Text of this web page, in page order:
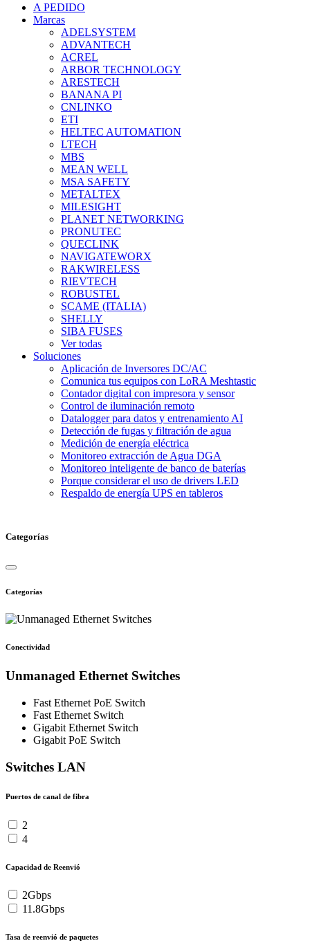
A PEDIDO
Marcas
ADELSYSTEM
ADVANTECH
ACREL
ARBOR TECHNOLOGY
ARESTECH
BANANA PI
CNLINKO
ETI
HELTEC AUTOMATION
LTECH
MBS
MEAN WELL
MSA SAFETY
METALTEX
MILESIGHT
PLANET NETWORKING
PRONUTEC
QUECLINK
NAVIGATEWORX
RAKWIRELESS
RIEVTECH
ROBUSTEL
SCAME (ITALIA)
SHELLY
SIBA FUSES
Ver todas
Soluciones
Aplicación de Inversores DC/AC
Comunica tus equipos con LoRA Meshtastic
Contador digital con impresora y sensor
Control de iluminación remoto
Datalogger para datos y entrenamiento AI
Detección de fugas y filtración de agua
Medición de energía eléctrica
Monitoreo extracción de Agua DGA
Monitoreo inteligente de banco de baterías
Porque considerar el uso de drivers LED
Respaldo de energía UPS en tableros
Categorías
Categorías
Conectividad
Unmanaged Ethernet Switches
Fast Ethernet PoE Switch
Fast Ethernet Switch
Gigabit Ethernet Switch
Gigabit PoE Switch
Switches LAN
Puertos de canal de fibra
2
4
Capacidad de Reenvió
2Gbps
11.8Gbps
Tasa de reenvió de paquetes